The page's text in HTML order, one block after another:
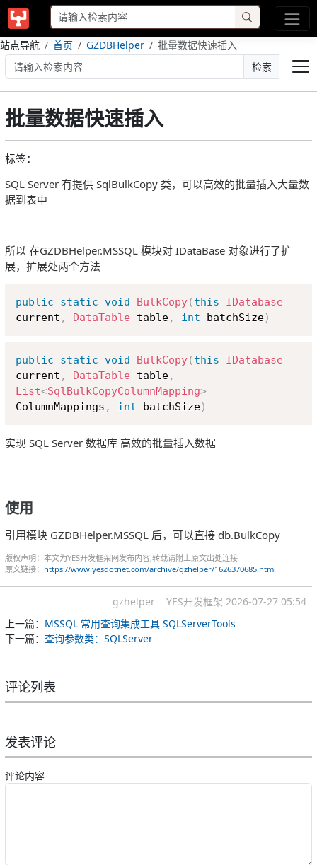
站点导航 首页 GZDBHelper
批量数据快速插入
检索
批量数据快速插入
标签：
SQL Server 有提供 SqlBulkCopy 类，可以高效的批量插入大量数
据到表中
所以 在GZDBHelper.MSSQL 模块对 IDataBase 对象进行了扩
展，扩展处两个方法
public static void BulkCopy( this
IDatabase
current , DataTable table, int batchSize)
public static void BulkCopy( this
IDatabase
current , DataTable table,
List<SqlBulkCopyColumnMapping>
ColumnMappings , int batchSize)
实现 SQL Server 数据库 高效的批量插入数据
使用
引用模块 GZDBHelper.MSSQL 后，可以直接 db.BulkCopy
版权声明：本文为YES开发框架网发布内容,转载请附上原文出处连接
原文链接： https://www.yesdotnet.com/archive/gzhelper/1626370685.html
gzhelper YES开发框架 2026-07-27 05:54
上一篇： MSSQL 常用查询集成工具 SQLServerTools
下一篇： 查询参数类：SQLServer
评论列表
发表评论
评论内容